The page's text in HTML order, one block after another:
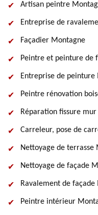
Artisan peintre
Entreprise de
Façadier Montagne
Peintre et peinture de
Entreprise de peinture
Peintre rénovation
Réparation fissure
Carreleur, pose de
Nettoyage de terrasse
Nettoyage de façade
Ravalement de façade
Peintre intérieur